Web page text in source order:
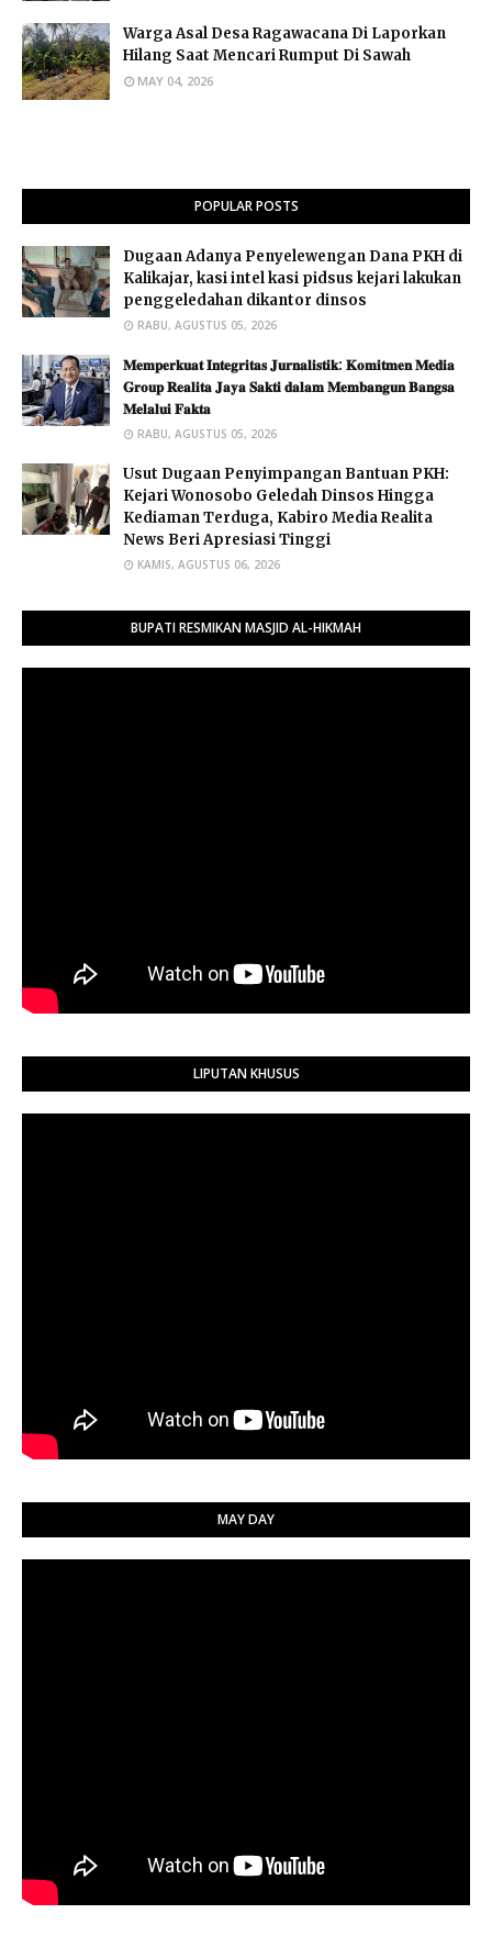
Warga Asal Desa Ragawacana Di Laporkan
Hilang Saat Mencari Rumput Di Sawah
MAY 04, 2026
POPULAR POSTS
Dugaan Adanya Penyelewengan Dana PKH di
Kalikajar, kasi intel kasi pidsus kejari lakukan
penggeledahan dikantor dinsos
RABU, AGUSTUS 05, 2026
𝐌𝐞𝐦𝐩𝐞𝐫𝐤𝐮𝐚𝐭 𝐈𝐧𝐭𝐞𝐠𝐫𝐢𝐭𝐚𝐬 𝐉𝐮𝐫𝐧𝐚𝐥𝐢𝐬𝐭𝐢𝐤: 𝐊𝐨𝐦𝐢𝐭𝐦𝐞𝐧 𝐌𝐞𝐝𝐢𝐚
𝐆𝐫𝐨𝐮𝐩 𝐑𝐞𝐚𝐥𝐢𝐭𝐚 𝐉𝐚𝐲𝐚 𝐒𝐚𝐤𝐭𝐢 𝐝𝐚𝐥𝐚𝐦 𝐌𝐞𝐦𝐛𝐚𝐧𝐠𝐮𝐧 𝐁𝐚𝐧𝐠𝐬𝐚
𝐌𝐞𝐥𝐚𝐥𝐮𝐢 𝐅𝐚𝐤𝐭𝐚 ​
RABU, AGUSTUS 05, 2026
Usut Dugaan Penyimpangan Bantuan PKH:
Kejari Wonosobo Geledah Dinsos Hingga
Kediaman Terduga, Kabiro Media Realita
News Beri Apresiasi Tinggi
KAMIS, AGUSTUS 06, 2026
BUPATI RESMIKAN MASJID AL-HIKMAH
LIPUTAN KHUSUS
MAY DAY